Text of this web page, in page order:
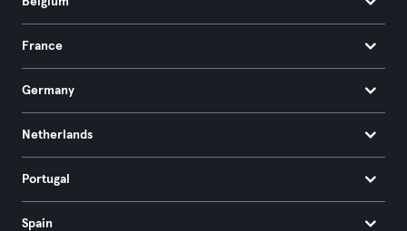
France
Germany
Netherlands
Portugal
Spain